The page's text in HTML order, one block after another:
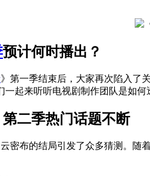
预计何时播出？
》第一季结束后，大家再次陷入了
起来听听电视剧制作团队是如
第二季热门话题不断
密布的结局引发了众多猜测。